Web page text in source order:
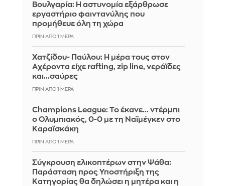
Βουλγαρία: Η αστυνομία εξάρθρωσε
εργαστήριο φαιντανύλης που
προμήθευε όλη τη χώρα
ΠΡΙΝ ΑΠΌ 1 ΜΈΡΑ
Χατζίδου- Παύλου: Η μέρα τους στον
Αχέροντα είχε rafting, zip line, νεράϊδες
και...σαύρες
ΠΡΙΝ ΑΠΌ 1 ΜΈΡΑ
Champions League: Το έκανε... ντέρμπι
ο Ολυμπιακός, 0-0 με τη Ναϊμέγκεν στο
Καραϊσκάκη
ΠΡΙΝ ΑΠΌ 1 ΜΈΡΑ
Σύγκρουση ελικοπτέρων στην Ψάθα:
Παράσταση προς Υποστήριξη της
Κατηγορίας θα δηλώσει η μητέρα και η